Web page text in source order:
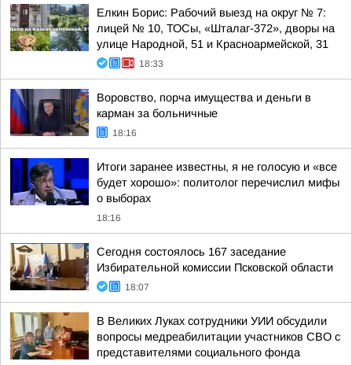
Елкин Борис: Рабочий выезд на округ № 7:
лицей № 10, ТОСы, «Шталаг-372», дворы на
улице Народной, 51 и Красноармейской, 31
18:33
Воровство, порча имущества и деньги в
карман за больничные
18:16
Итоги заранее известны, я не голосую и «все
будет хорошо»: политолог перечислил мифы
о выборах
18:16
Сегодня состоялось 167 заседание
Избирательной комиссии Псковской области
18:07
В Великих Луках сотрудники УИИ обсудили
вопросы медреабилитации участников СВО с
представителями социального фонда